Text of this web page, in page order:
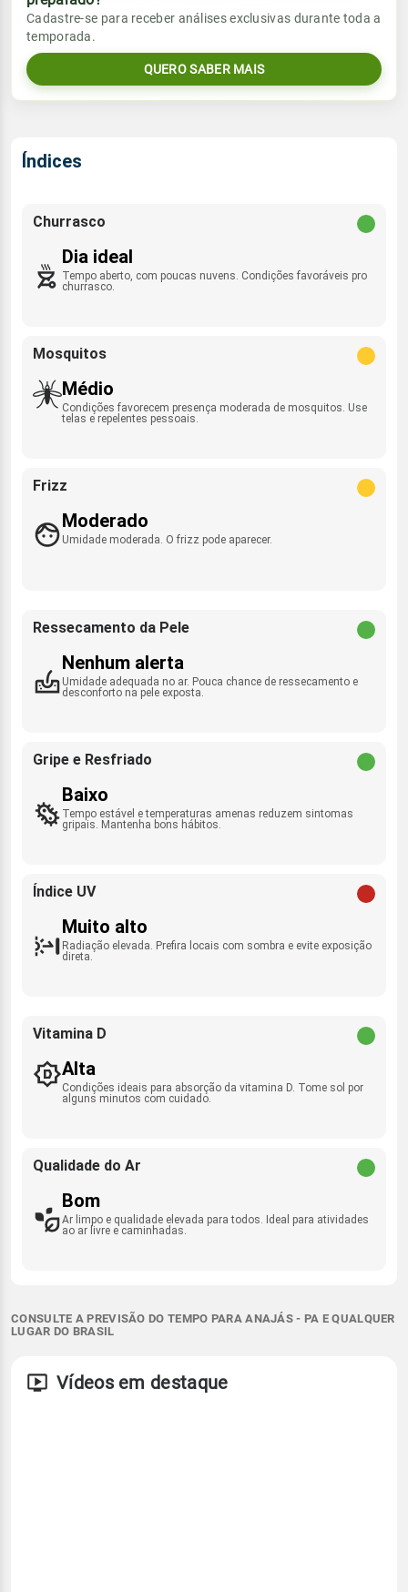
Umidade do ar
60%98%
Rajada de vento
Sol
06:22h às 18:27h
Lua
Chuva
0.0mm
Umidade do ar
Vento
NE - 8km/h
Rajada de vento
Sol
Cadastre-se para receber análises exclusivas durante toda a
temporada.
QUERO SABER MAIS
Índices
Churrasco
Dia ideal
Tempo aberto, com poucas nuvens. Condições favoráveis pro
churrasco.
Mosquitos
Médio
Condições favorecem presença moderada de mosquitos. Use
telas e repelentes pessoais.
Frizz
Moderado
Umidade moderada. O frizz pode aparecer.
Ressecamento da Pele
Nenhum alerta
Umidade adequada no ar. Pouca chance de ressecamento e
desconforto na pele exposta.
Gripe e Resfriado
Baixo
Tempo estável e temperaturas amenas reduzem sintomas
gripais. Mantenha bons hábitos.
Índice UV
Muito alto
Radiação elevada. Prefira locais com sombra e evite exposição
direta.
Vitamina D
Alta
Condições ideais para absorção da vitamina D. Tome sol por
alguns minutos com cuidado.
Qualidade do Ar
Bom
Ar limpo e qualidade elevada para todos. Ideal para atividades
ao ar livre e caminhadas.
CONSULTE A PREVISÃO DO TEMPO PARA ANAJÁS - PA E QUALQUER
LUGAR DO BRASIL
Vídeos em destaque